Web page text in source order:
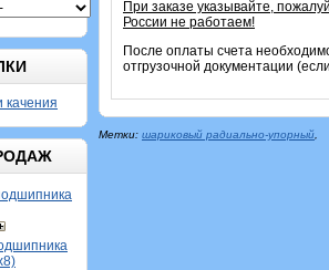
качения
При заказе указывайте,
России не работаем!
После оплаты счета
отгрузочной документации
Метки: шариковый радиально-упорный